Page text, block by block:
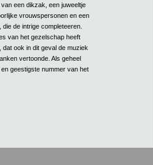
een dikzak, een juweeltje
vrouwspersonen en een
de intrige completeeren.
van het gezelschap heeft
ook in dit geval de muziek
vertoonde. Als geheel
geestigste nummer van het